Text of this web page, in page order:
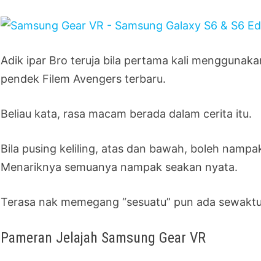
Adik ipar Bro teruja bila pertama kali
pendek Filem Avengers terbaru.
Beliau kata, rasa macam berada dalam cerita itu.
Bila pusing keliling, atas dan bawah, boleh
Menariknya semuanya nampak seakan nyata.
Terasa nak memegang “sesuatu” pun ada
Pameran Jelajah Samsung Gear VR